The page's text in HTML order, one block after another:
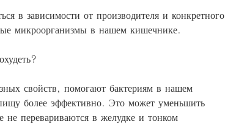
в зависимости от производителя и конкретного
микроорганизмы в нашем кишечнике.
свойств, помогают бактериям в нашем
более эффективно. Это может уменьшить
не перевариваются в желудке и тонком